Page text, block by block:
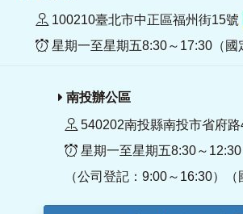
100210臺北市中正區福州街15號
星期一至星期五8:30～17:30（國
南投辦公區
540202南投縣南投市省府路
星期一至星期五8:30～
（公司登記：9:00～16:30）（